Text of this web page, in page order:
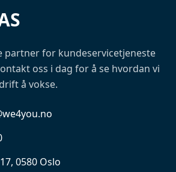
partner for kundeservicetjeneste
oss i dag for å se hvordan vi
å vokse.
0580 Oslo